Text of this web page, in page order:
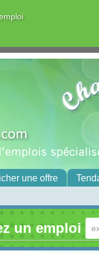
une offre
un emploi